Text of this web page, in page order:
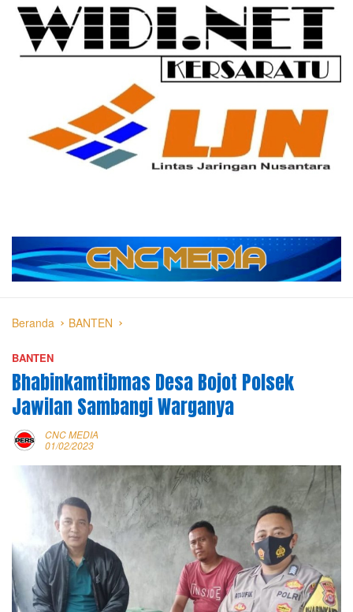
Beranda BANTEN
BANTEN
Bhabinkamtibmas Desa Bojot Polsek
Jawilan Sambangi Warganya
CNC MEDIA
01/02/2023